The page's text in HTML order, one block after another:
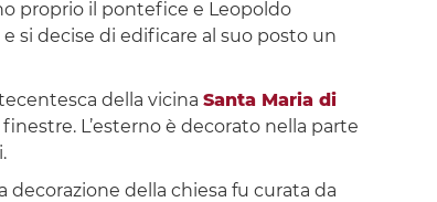
proprio il pontefice e Leopoldo
si decise di edificare al suo posto un
della vicina Santa Maria di
L’esterno è decorato nella parte
decorazione della chiesa fu curata da